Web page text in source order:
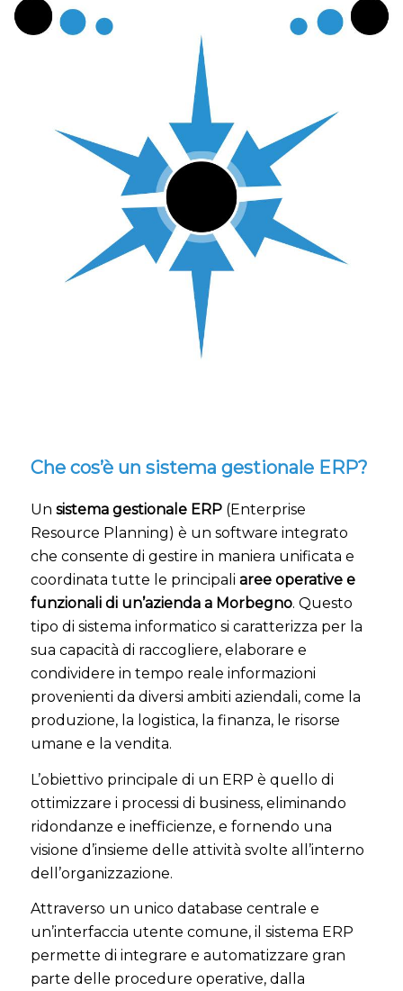
Che cos’è un sistema gestionale ERP?
Un sistema gestionale ERP (Enterprise
Resource Planning) è un software integrato
che consente di gestire in maniera unificata e
coordinata tutte le principali aree operative e
funzionali di un’azienda a Morbegno. Questo
tipo di sistema informatico si caratterizza per la
sua capacità di raccogliere, elaborare e
condividere in tempo reale informazioni
provenienti da diversi ambiti aziendali, come la
produzione, la logistica, la finanza, le risorse
umane e la vendita.
L’obiettivo principale di un ERP è quello di
ottimizzare i processi di business, eliminando
ridondanze e inefficienze, e fornendo una
visione d’insieme delle attività svolte all’interno
dell’organizzazione.
Attraverso un unico database centrale e
un’interfaccia utente comune, il sistema ERP
permette di integrare e automatizzare gran
parte delle procedure operative, dalla